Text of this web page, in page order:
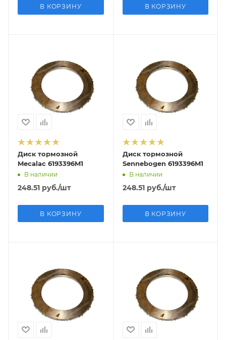
В КОРЗИНУ В КОРЗИНУ
Диск тормозной
Mecalac 6193396M1
В наличии
248.51 руб./шт
В КОРЗИНУ
Диск тормозной
Sennebogen 6193396M1
В наличии
248.51руб./шт
В КОРЗИНУ